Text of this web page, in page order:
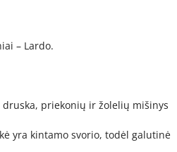
– Lardo.
priekonių ir žolelių mišinys
yra kintamo svorio, todėl galutinė